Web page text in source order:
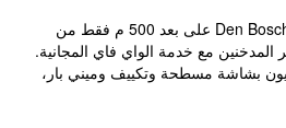
يقع Hotel 't Keershuys في Den Bosch على بعد 500 م فقط من
المدخنين مع خدمة الواي فاي المجانية.
بشاشة مسطحة وتكييف وميني بار،